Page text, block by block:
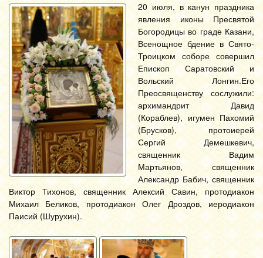
20 июля, в канун праздника
явления иконы Пресвятой
Богородицы во граде Казани,
Всенощное бдение в Свято-
Троицком соборе совершил
Епископ Саратовский и
Вольский Лонгин.Его
Преосвященству сослужили:
архимандрит Давид
(Кораблев), игумен Пахомий
(Брусков), протоиерей
Сергий Демешкевич,
священник Вадим
Мартьянов, священник
Александр Бабич, священник
Виктор Тихонов, священник Алексий Савин, протодиакон
Михаил Беликов, протодиакон Олег Дроздов, иеродиакон
Паисий (Шурухин).